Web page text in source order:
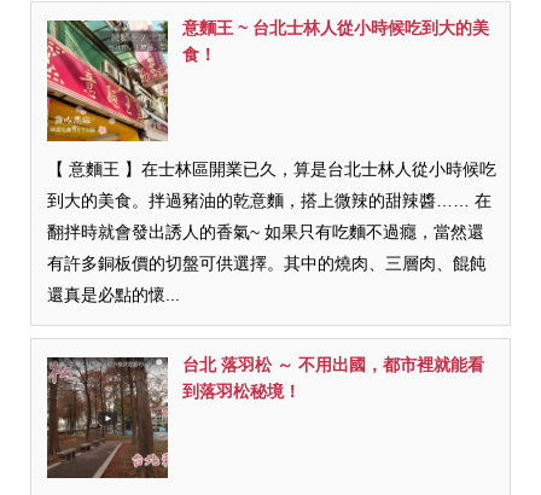
意麵王 ~ 台北士林人從小時候吃到大的美
食！
【 意麵王 】在士林區開業已久，算是台北士林人從小時候吃
到大的美食。拌過豬油的乾意麵，搭上微辣的甜辣醬…… 在
翻拌時就會發出誘人的香氣~ 如果只有吃麵不過癮，當然還
有許多銅板價的切盤可供選擇。其中的燒肉、三層肉、餛飩
還真是必點的懷...
台北 落羽松 ～ 不用出國，都市裡就能看
到落羽松秘境！